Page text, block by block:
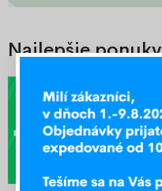
Najlepšie ponuky